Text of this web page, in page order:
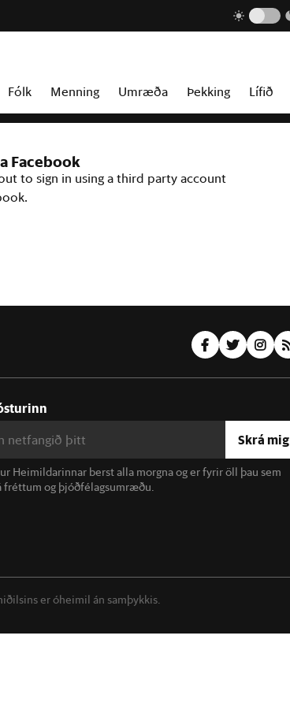
Fólk Menning Umræða Þekking Lífið
Facebook
to sign in using a third party account
Skrá mig
Heimildarinnar berst alla morgna og er fyrir öll þau sem
fréttum og þjóðfélagsumræðu.
er óheimil án samþykkis.